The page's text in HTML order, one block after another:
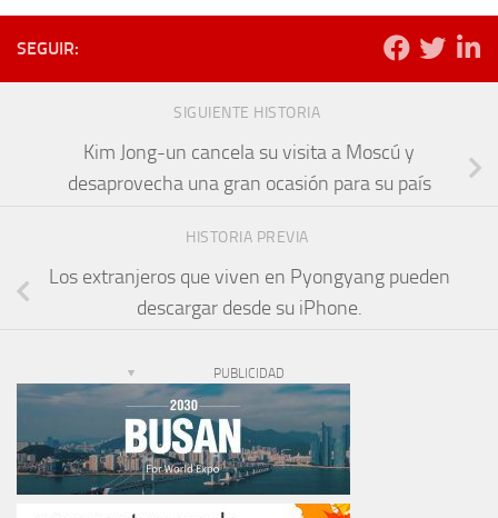
SEGUIR:
SIGUIENTE HISTORIA
Kim Jong-un cancela su visita a Moscú y
desaprovecha una gran ocasión para su país
HISTORIA PREVIA
Los extranjeros que viven en Pyongyang pueden
descargar desde su iPhone.
PUBLICIDAD